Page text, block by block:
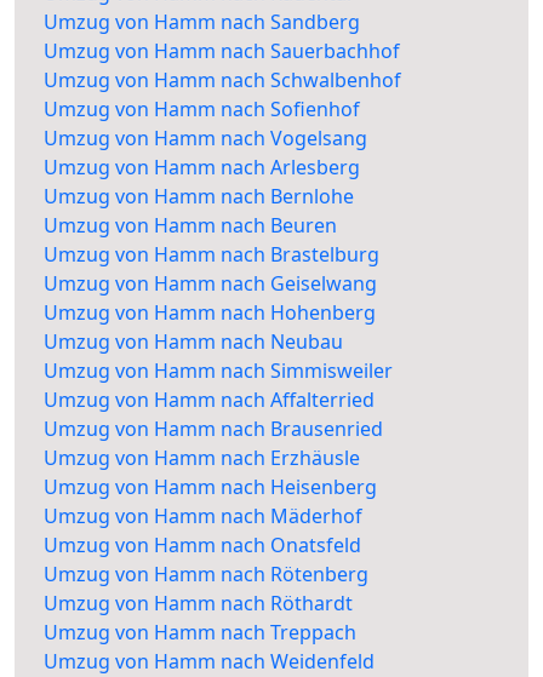
Umzug von Hamm nach Sandberg
Umzug von Hamm nach Sauerbachhof
Umzug von Hamm nach Schwalbenhof
Umzug von Hamm nach Sofienhof
Umzug von Hamm nach Vogelsang
Umzug von Hamm nach Arlesberg
Umzug von Hamm nach Bernlohe
Umzug von Hamm nach Beuren
Umzug von Hamm nach Brastelburg
Umzug von Hamm nach Geiselwang
Umzug von Hamm nach Hohenberg
Umzug von Hamm nach Neubau
Umzug von Hamm nach Simmisweiler
Umzug von Hamm nach Affalterried
Umzug von Hamm nach Brausenried
Umzug von Hamm nach Erzhäusle
Umzug von Hamm nach Heisenberg
Umzug von Hamm nach Mäderhof
Umzug von Hamm nach Onatsfeld
Umzug von Hamm nach Rötenberg
Umzug von Hamm nach Röthardt
Umzug von Hamm nach Treppach
Umzug von Hamm nach Weidenfeld